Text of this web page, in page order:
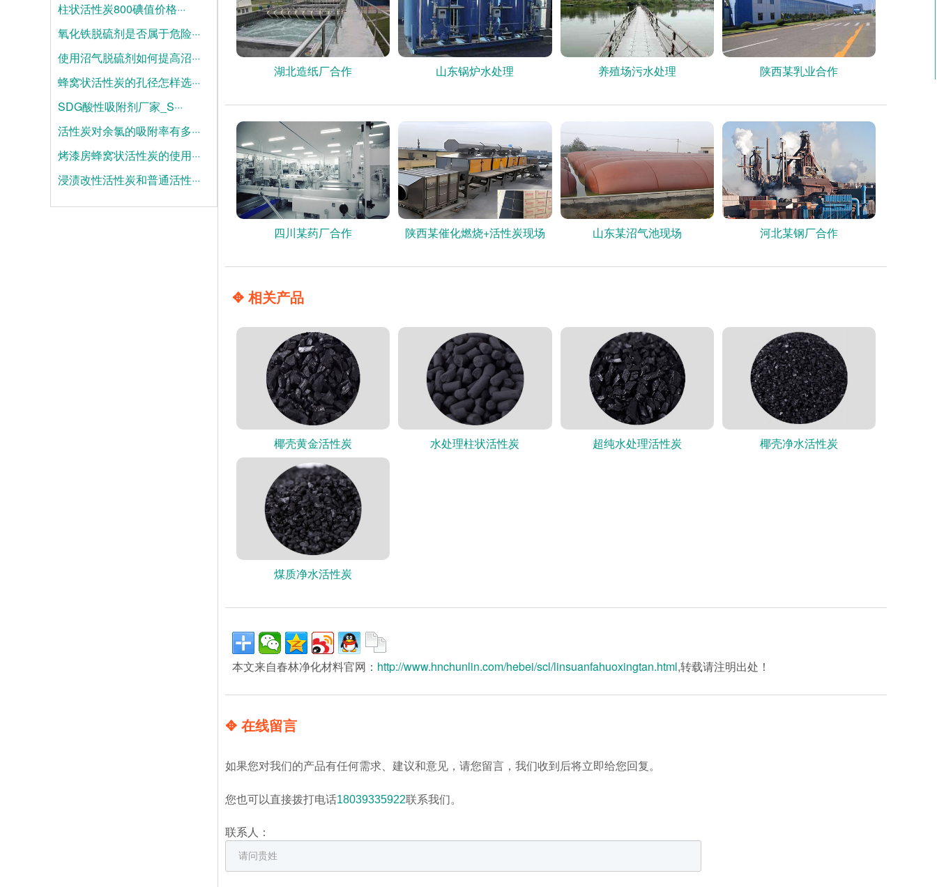
湖北造纸厂合作 山东锅炉水处理 养殖场污水处理 陕西某乳业合作
四川某药厂合作 陕西某催化燃烧+活性炭现场 山东某沼气池现场 河北某钢厂合作
✥ 相关产品
椰壳黄金活性炭 水处理柱状活性炭 超纯水处理活性炭 椰壳净水活性炭
煤质净水活性炭
本文来自春林净化材料官网： http://www.hnchunlin.com/hebei/scl/linsuanfahuoxingtan.html,转载请注明出处！
✥ 在线留言
如果您对我们的产品有任何需求、建议和意见，请您留言，我们收到后将立即给您回复。
您也可以直接拨打电话18039335922联系我们。
联系人：
2026-07-28
柱状活性炭800碘值价格···
2026-07-21
氧化铁脱硫剂是否属于危险···
2025-06-19
使用沼气脱硫剂如何提高沼···
2025-06-12
蜂窝状活性炭的孔径怎样选···
2025-06-05
SDG酸性吸附剂厂家_S···
2025-05-28
活性炭对余氯的吸附率有多···
2025-05-21
烤漆房蜂窝状活性炭的使用···
2025-05-14
浸渍改性活性炭和普通活性···
2025-05-07